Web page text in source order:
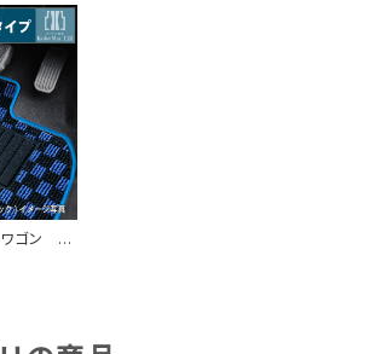
ゴン H1
乗 フロ
ト スタ